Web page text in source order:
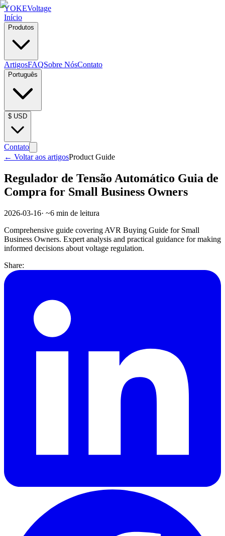
YOKEVoltage
Início
Produtos
ArtigosFAQSobre NósContato
Português
$ USD
Contato
← Voltar aos artigosProduct Guide
Regulador de Tensão Automático Guia de
Compra for Small Business Owners
2026-03-16· ~6 min de leitura
Comprehensive guide covering AVR Buying Guide for Small
Business Owners. Expert analysis and practical guidance for making
informed decisions about voltage regulation.
Share: